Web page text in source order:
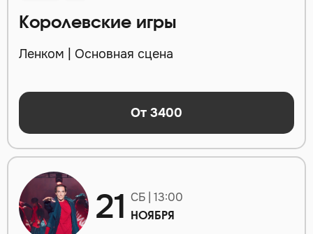
Королевские игры
Ленком | Основная сцена
От 3400
21 СБ | 13:00
НОЯБРЯ